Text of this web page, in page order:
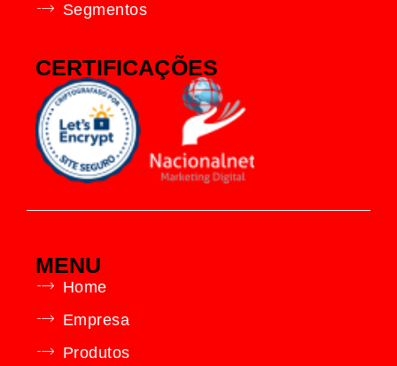
Segmentos
CERTIFICAÇÕES
MENU
Home
Empresa
Produtos